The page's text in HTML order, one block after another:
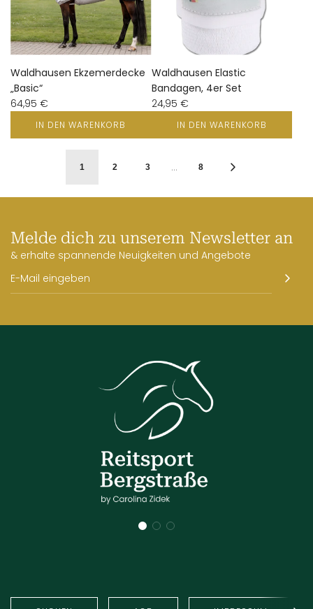
Waldhausen Ekzemerdecke
„Basic“
64,95 €
IN DEN WARENKORB
Waldhausen Elastic
Bandagen, 4er Set
24,95 €
IN DEN WARENKORB
1 2 3 … 8
Melde dich zu unserem Newsletter an
& erhalte spannende Neuigkeiten und Angebote